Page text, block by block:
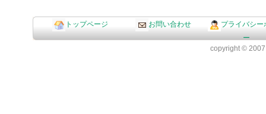
トップページ お問い合わせ
プライバシー
ー
copyright ©